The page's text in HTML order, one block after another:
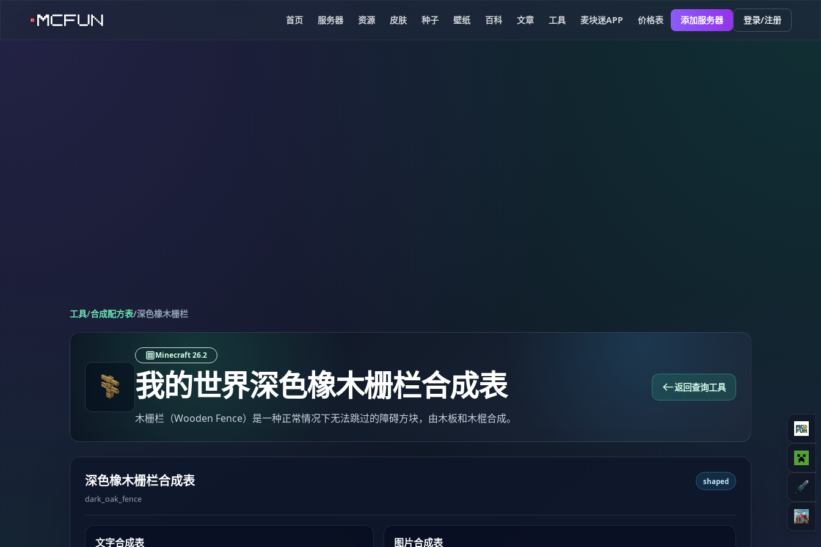
首页 服务器 资源 皮肤 种子 壁纸 百科 文章 工具 麦块迷APP 价格表 添加服务器 登录/注册
工具/合成配方表/深色橡木栅栏
Minecraft 26.2
我的世界深色橡木栅栏合成表
木栅栏（Wooden Fence）是一种正常情况下无法跳过的障碍方块，由木板和木棍合成。
返回查询工具
深色橡木栅栏合成表
dark_oak_fence
shaped
文字合成表 图片合成表